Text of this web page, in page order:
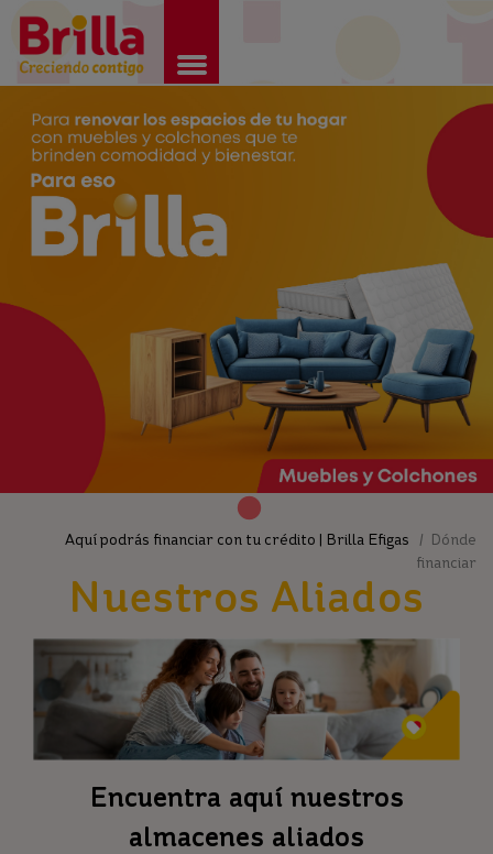
Aquí podrás financiar con tu crédito | Brilla Efigas / Dónde
financiar
Nuestros Aliados
Encuentra aquí nuestros
almacenes aliados